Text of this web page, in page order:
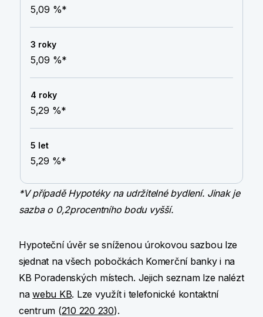
5,09 %*
5,09 %*
5,29 %*
5,29 %*
*V případě Hypotéky na udržitelné bydlení. Jinak je
sazba o 0,2procentního bodu vyšší.
Hypoteční úvěr se sníženou úrokovou sazbou lze
sjednat na všech pobočkách Komerční banky i na
KB Poradenských místech. Jejich seznam lze nalézt
nawebu KB. Lze využít i telefonické kontaktní
centrum (210 220 230).